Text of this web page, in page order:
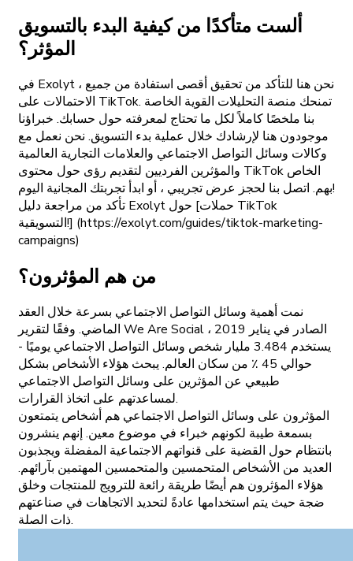
ألست متأكدًا من كيفية البدء بالتسويق
المؤثر؟
في Exolyt ، نحن هنا للتأكد من تحقيق أقصى استفادة من جميع
الاحتمالات على TikTok. تمنحك منصة التحليلات القوية الخاصة
بنا ملخصًا كاملاً لكل ما تحتاج لمعرفته حول حسابك. خبراؤنا
موجودون هنا لإرشادك خلال عملية بدء التسويق. نحن نعمل مع
وكالات وسائل التواصل الاجتماعي والعلامات التجارية العالمية
والمؤثرين الفرديين لتقديم رؤى حول محتوى TikTok الخاص
بهم. اتصل بنا لحجز عرض تجريبي ، أو ابدأ تجربتك المجانية اليوم!
تأكد من مراجعة دليل Exolyt حول [حملات TikTok
التسويقية!] (https://exolyt.com/guides/tiktok-marketing-
campaigns)
من هم المؤثرون؟
نمت أهمية وسائل التواصل الاجتماعي بسرعة خلال العقد
الماضي. وفقًا لتقرير We Are Social الصادر في يناير 2019 ،
يستخدم 3.484 مليار شخص وسائل التواصل الاجتماعي يوميًا -
حوالي 45 ٪ من سكان العالم. يبحث هؤلاء الأشخاص بشكل
طبيعي عن المؤثرين على وسائل التواصل الاجتماعي
لمساعدتهم على اتخاذ القرارات.
المؤثرون على وسائل التواصل الاجتماعي هم أشخاص يتمتعون
بسمعة طيبة لكونهم خبراء في موضوع معين. إنهم ينشرون
بانتظام حول القضية على قنواتهم الاجتماعية المفضلة ويجذبون
العديد من الأشخاص المتحمسين والمتحمسين المهتمين بآرائهم.
هؤلاء المؤثرون هم أيضًا طريقة رائعة للترويج للمنتجات وخلق
ضجة حيث يتم استخدامها عادةً لتحديد الاتجاهات في صناعتهم
ذات الصلة.